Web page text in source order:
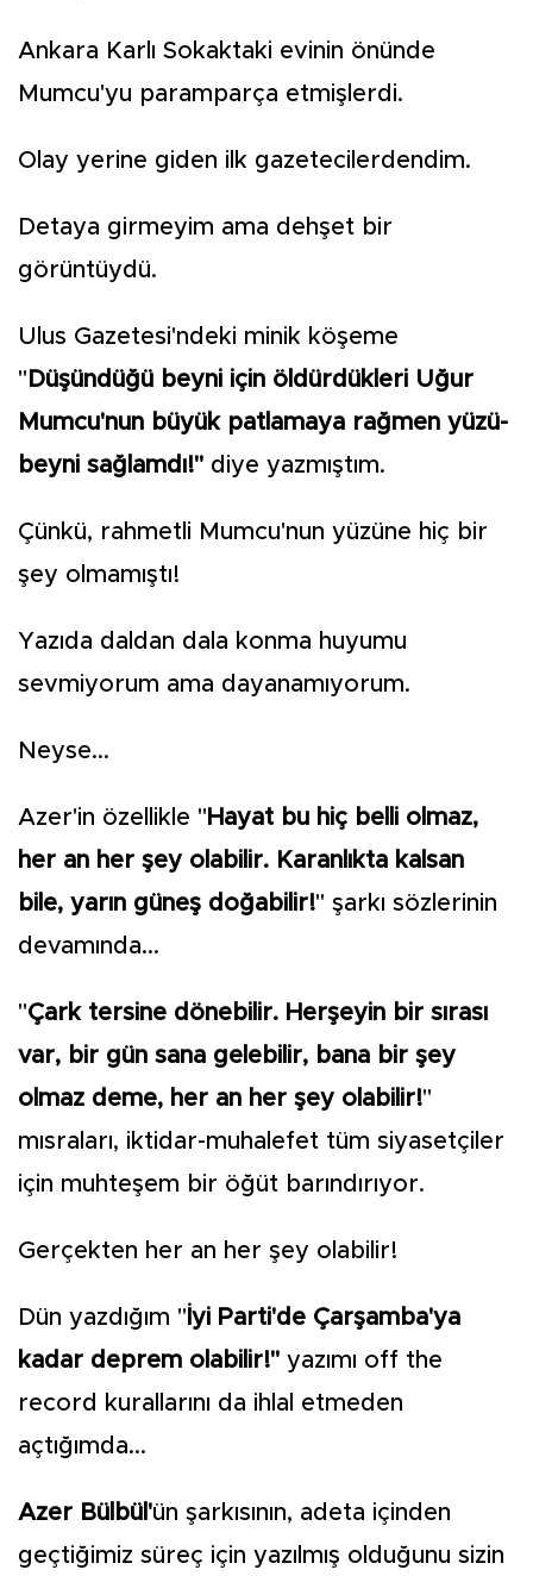
Ankara Karlı Sokaktaki evinin önünde
Mumcu'yu paramparça etmişlerdi.
Olay yerine giden ilk gazetecilerdendim.
Detaya girmeyim ama dehşet bir
görüntüydü.
Ulus Gazetesi'ndeki minik köşeme
" Düşündüğü beyni için öldürdükleri Uğur
Mumcu'nun büyük patlamaya rağmen yüzü-
beyni sağlamdı!" diye yazmıştım.
Çünkü, rahmetli Mumcu'nun yüzüne hiç bir
şey olmamıştı!
Yazıda daldan dala konma huyumu
sevmiyorum ama dayanamıyorum.
Neyse...
Azer'in özellikle " Hayat bu hiç belli olmaz,
her an her şey olabilir. Karanlıkta kalsan
bile, yarın güneş doğabilir!" şarkı sözlerinin
devamında...
"Çark tersine dönebilir. Herşeyin bir sırası
var, bir gün sana gelebilir, bana bir şey
olmaz deme, her an her şey olabilir!"
mısraları, iktidar-muhalefet tüm siyasetçiler
için muhteşem bir öğüt barındırıyor.
Gerçekten her an her şey olabilir!
Dün yazdığım " İyi Parti'de Çarşamba'ya
kadar deprem olabilir!" yazımı off the
record kurallarını da ihlal etmeden
açtığımda...
Azer Bülbül'ün şarkısının, adeta içinden
geçtiğimiz süreç için yazılmış olduğunu sizin